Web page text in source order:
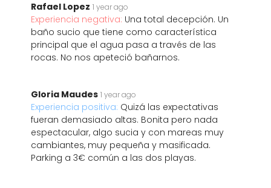
Rafael Lopez 1 year ago
Experiencia negativa: Una total decepción. Un
baño sucio que tiene como característica
principal que el agua pasa a través de las
rocas. No nos apeteció bañarnos.
Gloria Maudes 1 year ago
Experiencia positiva: Quizá las expectativas
fueran demasiado altas. Bonita pero nada
espectacular, algo sucia y con mareas muy
cambiantes, muy pequeña y masificada.
Parking a 3€ común a las dos playas.